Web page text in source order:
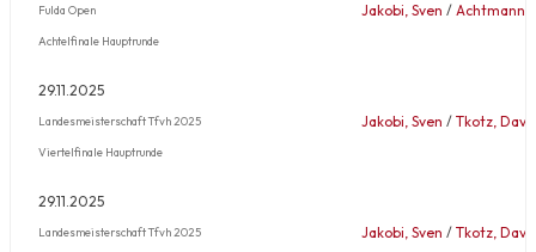
Fulda Open
Achtelfinale Hauptrunde
Jakobi, Sven / Achtmann,
29.11.2025
Landesmeisterschaft Tfvh 2025
Viertelfinale Hauptrunde
Jakobi, Sven / Tkotz,
29.11.2025
Landesmeisterschaft Tfvh 2025 Jakobi, Sven / Tkotz,